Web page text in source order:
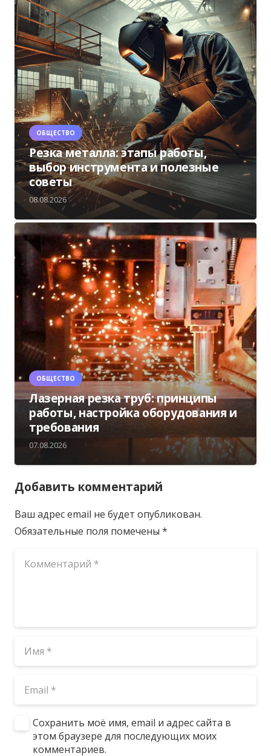
ОБЩЕСТВО
Резка металла: этапы работы,
выбор инструмента и полезные
советы
08.08.2026
ОБЩЕСТВО
Лазерная резка труб: принципы
работы, настройка оборудования и
требования
07.08.2026
Добавить комментарий
Ваш адрес email не будет опубликован.
Обязательные поля помечены *
Сохранить моё имя, email и адрес сайта в
этом браузере для последующих моих
комментариев.